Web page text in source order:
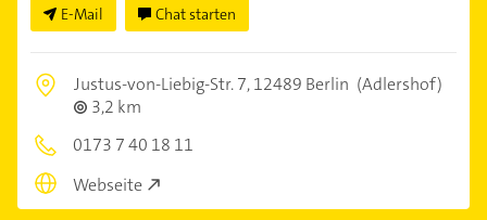
E-Mail Chat starten
Justus-von-Liebig-Str. 7,12489 Berlin (Adlershof)
3,2 km
0173 7 40 18 11
Webseite